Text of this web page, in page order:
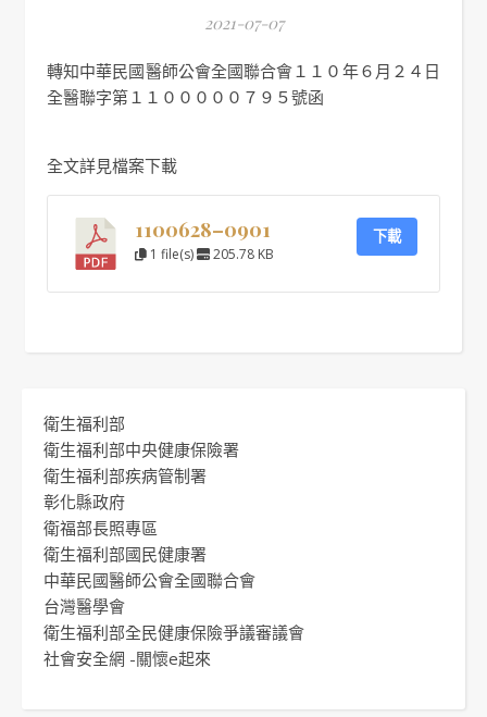
2021-07-07
轉知中華民國醫師公會全國聯合會１１０年６月２４日
全醫聯字第１１０００００７９５號函
全文詳見檔案下載
1100628–0901
1 file(s) 205.78 KB
下載
衛生福利部
衛生福利部中央健康保險署
衛生福利部疾病管制署
彰化縣政府
衛福部長照專區
衛生福利部國民健康署
中華民國醫師公會全國聯合會
台灣醫學會
衛生福利部全民健康保險爭議審議會
社會安全網 -關懷e起來